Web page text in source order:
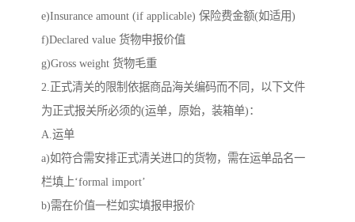
e)Insurance amount (if applicable) 保险费金额(如适用)
f)Declared value 货物申报价值
g)Gross weight 货物毛重
2.正式清关的限制依据商品海关编码而不同，以下文件
为正式报关所必须的(运单，原始，装箱单)：
A.运单
a)如符合需安排正式清关进口的货物，需在运单品名一
栏填上‘formal import’
b)需在价值一栏如实填报申报价